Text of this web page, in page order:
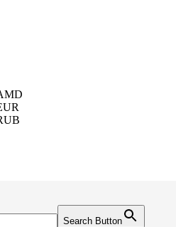
Search Button